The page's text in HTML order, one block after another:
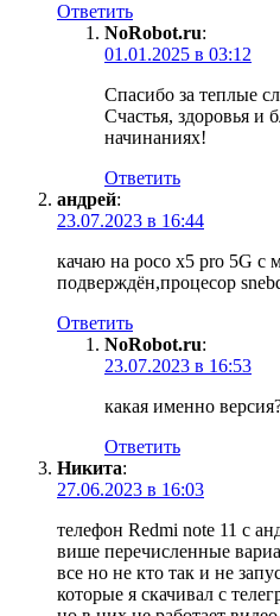
Ответить
NoRobot.ru:
01.01.2025 в 03:12
Спасибо за теплые
Счастья, здоровья и
начинаниях!
Ответить
андрей:
23.07.2023 в 16:44
качаю на poco x5 pro 5G с
подверждён,процесор
Ответить
NoRobot.ru:
23.07.2023 в 16:53
какая именно
Ответить
Никита:
27.06.2023 в 16:03
телефон Redmi note 11 с
више перечисленные
все но не кто так и не
которые я скачивал с